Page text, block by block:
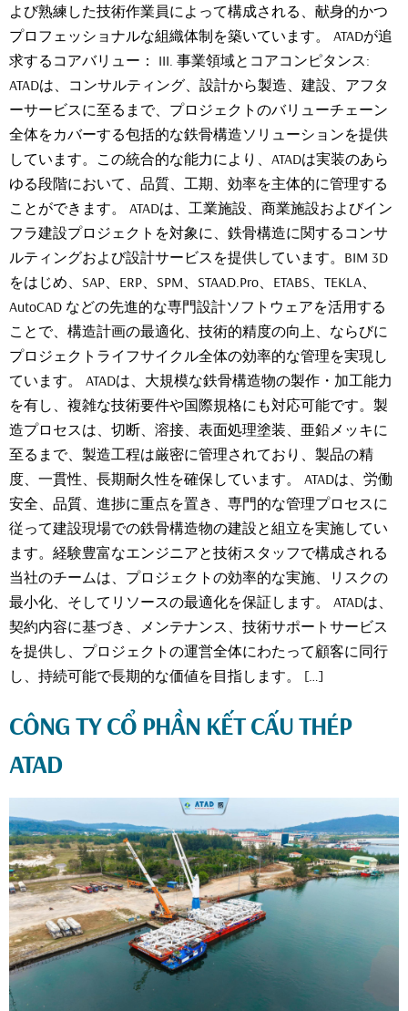
よび熟練した技術作業員によって構成される、献身的かつ
プロフェッショナルな組織体制を築いています。 ATADが追
求するコアバリュー： III. 事業領域とコアコンピタンス:
ATADは、コンサルティング、設計から製造、建設、アフタ
ーサービスに至るまで、プロジェクトのバリューチェーン
全体をカバーする包括的な鉄骨構造ソリューションを提供
しています。この統合的な能力により、ATADは実装のあら
ゆる段階において、品質、工期、効率を主体的に管理する
ことができます。 ATADは、工業施設、商業施設およびイン
フラ建設プロジェクトを対象に、鉄骨構造に関するコンサ
ルティングおよび設計サービスを提供しています。BIM 3D
をはじめ、SAP、ERP、SPM、STAAD.Pro、ETABS、TEKLA、
AutoCAD などの先進的な専門設計ソフトウェアを活用する
ことで、構造計画の最適化、技術的精度の向上、ならびに
プロジェクトライフサイクル全体の効率的な管理を実現し
ています。 ATADは、大規模な鉄骨構造物の製作・加工能力
を有し、複雑な技術要件や国際規格にも対応可能です。製
造プロセスは、切断、溶接、表面処理塗装、亜鉛メッキに
至るまで、製造工程は厳密に管理されており、製品の精
度、一貫性、長期耐久性を確保しています。 ATADは、労働
安全、品質、進捗に重点を置き、専門的な管理プロセスに
従って建設現場での鉄骨構造物の建設と組立を実施してい
ます。経験豊富なエンジニアと技術スタッフで構成される
当社のチームは、プロジェクトの効率的な実施、リスクの
最小化、そしてリソースの最適化を保証します。 ATADは、
契約内容に基づき、メンテナンス、技術サポートサービス
を提供し、プロジェクトの運営全体にわたって顧客に同行
し、持続可能で長期的な価値を目指します。 […]
CÔNG TY CỔ PHẦN KẾT CẤU THÉP
ATAD